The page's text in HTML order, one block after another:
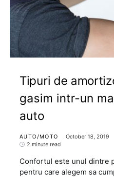
Tipuri de
gasim intr-un
auto
AUTO/MOTO October 18, 2019
2 minute read
Confortul este unul dintre
pentru care alegem sa